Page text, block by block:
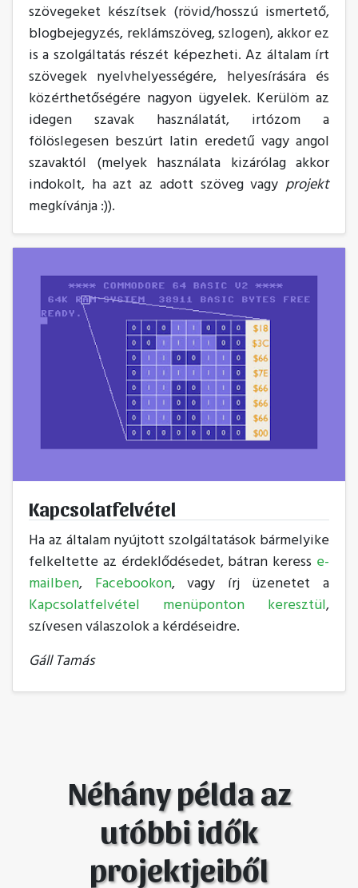
szövegeket készítsek (rövid/hosszú ismertető,
blogbejegyzés, reklámszöveg, szlogen), akkor ez
is a szolgáltatás részét képezheti. Az általam írt
szövegek nyelvhelyességére, helyesírására és
közérthetőségére nagyon ügyelek. Kerülöm az
idegen szavak használatát, irtózom a
fölöslegesen beszúrt latin eredetű vagy angol
szavaktól (melyek használata kizárólag akkor
indokolt, ha azt az adott szöveg vagy projekt
megkívánja :)).
Kapcsolatfelvétel
Ha az általam nyújtott szolgáltatások bármelyike
felkeltette az érdeklődésedet, bátran keress e-
mailben, Facebookon, vagy írj üzenetet a
Kapcsolatfelvétel menüponton keresztül,
szívesen válaszolok a kérdéseidre.
Gáll Tamás
Néhány példa az
utóbbi idők
projektjeiből